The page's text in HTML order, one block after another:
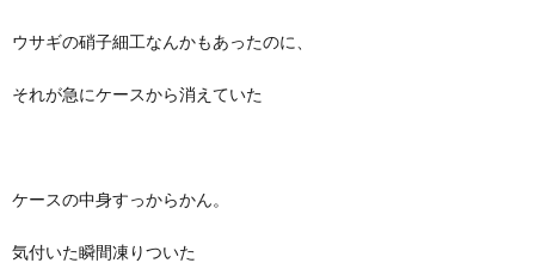
ウサギの硝子細工なんかもあったのに、
それが急にケースから消えていた
ケースの中身すっからかん。
気付いた瞬間凍りついた